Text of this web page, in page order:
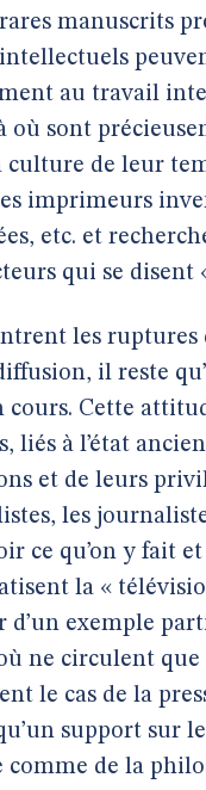
manuscrits
au travail
sont
de leur
imprimeurs
etc. et
qui se disent
les
il reste
cours. Cette
à l’état
et de leurs
les
ce qu’on y fait
la «
exemple
ne circulent
le cas de la
support sur
de la